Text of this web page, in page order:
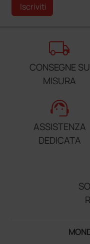
Iscriviti
local_shipping
CONSEGNE SU
MISURA
support_agent
ASSISTENZA
DEDICATA